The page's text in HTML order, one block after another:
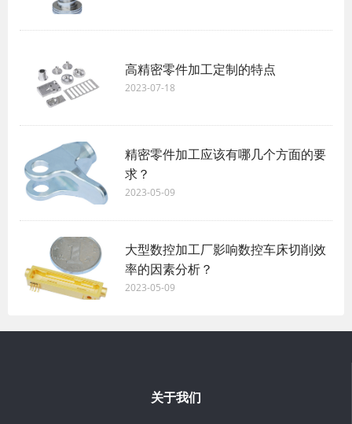
高精密零件加工定制的特点
2023-07-18
精密零件加工应该有哪几个方面的要
求？
2023-05-09
大型数控加工厂影响数控车床切削效
率的因素分析？
2023-05-09
关于我们